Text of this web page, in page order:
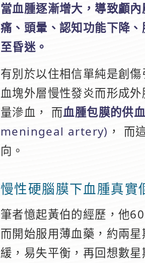
當血腫逐漸增大，導致顱
痛、頭暈、認知功能下降
至昏迷。
有別於以住相信單純是創
血塊外層慢性發炎而形成
量滲血， 而血腫包膜的供
meningeal artery) ， 而
向。
慢性硬腦膜下血腫真實
筆者憶起黃伯的經歷，他
而開始服用薄血藥，約兩
緩，易失平衡，再回想數